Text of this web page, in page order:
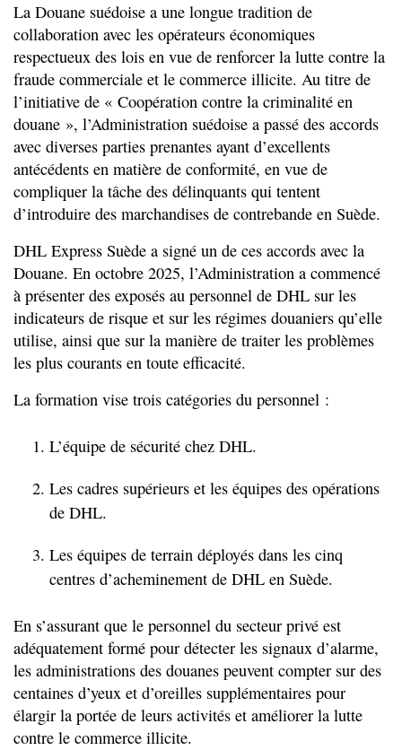
La Douane suédoise a une longue tradition de
collaboration avec les opérateurs économiques
respectueux des lois en vue de renforcer la lutte contre la
fraude commerciale et le commerce illicite. Au titre de
l’initiative de « Coopération contre la criminalité en
douane », l’Administration suédoise a passé des accords
avec diverses parties prenantes ayant d’excellents
antécédents en matière de conformité, en vue de
compliquer la tâche des délinquants qui tentent
d’introduire des marchandises de contrebande en Suède.
DHL Express Suède a signé un de ces accords avec la
Douane. En octobre 2025, l’Administration a commencé
à présenter des exposés au personnel de DHL sur les
indicateurs de risque et sur les régimes douaniers qu’elle
utilise, ainsi que sur la manière de traiter les problèmes
les plus courants en toute efficacité.
La formation vise trois catégories du personnel :
L’équipe de sécurité chez DHL.
Les cadres supérieurs et les équipes des opérations
de DHL.
Les équipes de terrain déployés dans les cinq
centres d’acheminement de DHL en Suède.
En s’assurant que le personnel du secteur privé est
adéquatement formé pour détecter les signaux d’alarme,
les administrations des douanes peuvent compter sur des
centaines d’yeux et d’oreilles supplémentaires pour
élargir la portée de leurs activités et améliorer la lutte
contre le commerce illicite.